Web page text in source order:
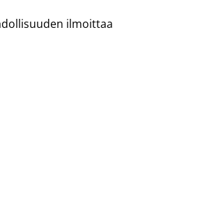
ilmoittaa